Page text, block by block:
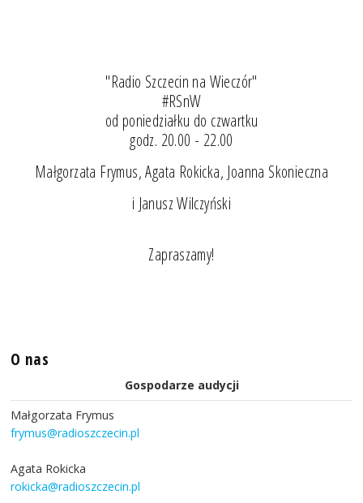
"Radio Szczecin na Wieczór"
#RSnW
od poniedziałku do czwartku
godz. 20.00 - 22.00
Małgorzata Frymus, Agata Rokicka, Joanna Skonieczna
i Janusz Wilczyński
Zapraszamy!
O nas
Gospodarze audycji
Małgorzata Frymus
frymus@radioszczecin.pl
Agata Rokicka
rokicka@radioszczecin.pl